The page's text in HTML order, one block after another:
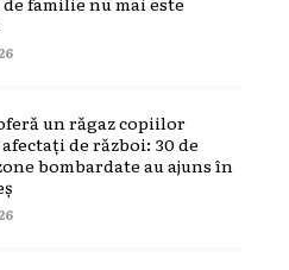
un răgaz copiilor
de război: 30 de
bombardate au ajuns în